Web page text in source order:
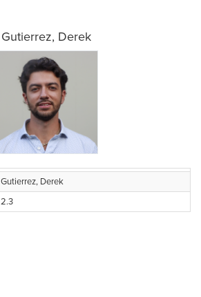
Gutierrez, Derek
Gutierrez, Derek
2.3